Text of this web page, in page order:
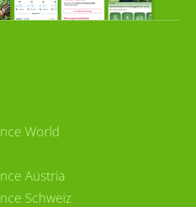
World
Austria
Schweiz